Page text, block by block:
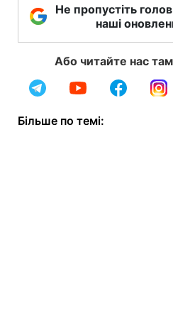
Не пропустіть
наші
Або читайте нас
Більше по темі: